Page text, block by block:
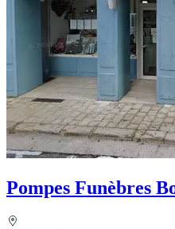
Pompes Funèbres